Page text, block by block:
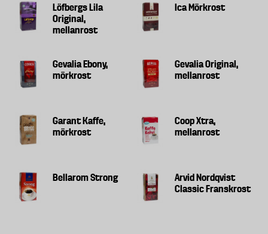
Löfbergs Lila
Original,
mellanrost
Ica Mörkrost
Gevalia Ebony,
mörkrost
Gevalia Original,
mellanrost
Garant Kaffe,
mörkrost
Coop Xtra,
mellanrost
Bellarom Strong
Arvid Nordqvist
Classic Franskrost